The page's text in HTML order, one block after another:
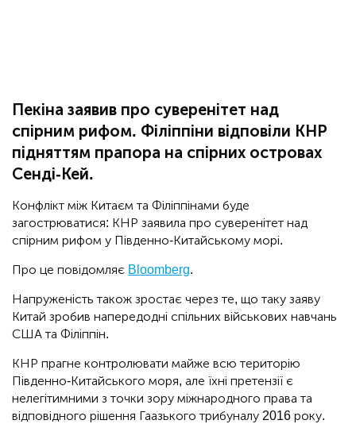
Пекіна заявив про суверенітет над
спірним рифом. Філіппіни відповіли КНР
підняттям прапора на спірних островах
Сенді-Кей.
Конфлікт між Китаєм та Філіппінами буде
загострюватися: КНР заявила про суверенітет над
спірним рифом у Південно-Китайському морі.
Про це повідомляє Bloomberg.
Напруженість також зростає через те, що таку заяву
Китай зробив напередодні спільних військових навчань
США та Філіппін.
КНР прагне контролювати майже всю територію
Південно-Китайського моря, але їхні претензії є
нелегітимними з точки зору міжнародного права та
відповідного рішення Гаазького трибуналу 2016 року.